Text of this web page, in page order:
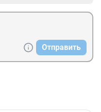
Отправить